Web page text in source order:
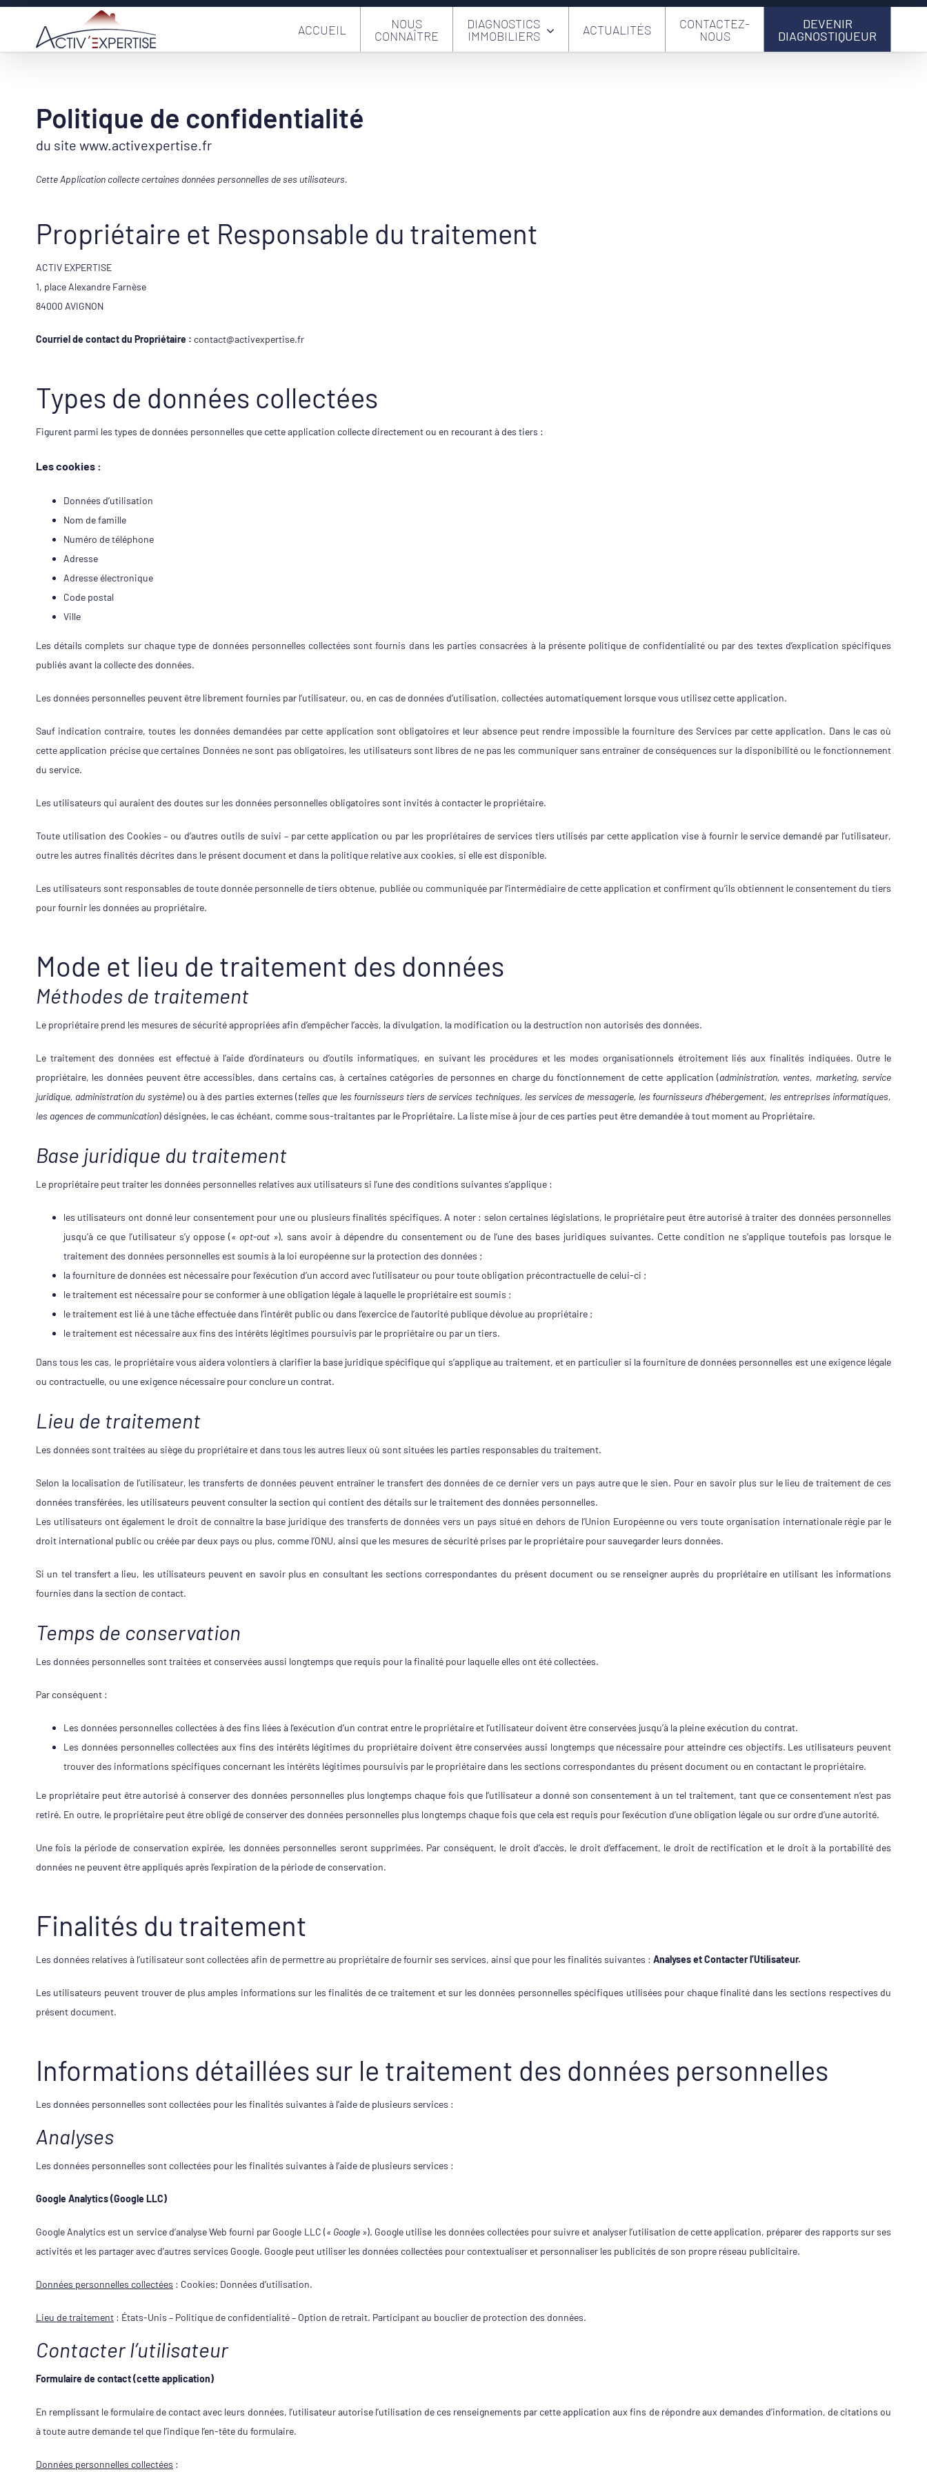
Passer
contenu
ACCUEIL
NOUS
CONNAÎTRE
DIAGNOSTICS
IMMOBILIERS
ACTUALITÉS
CONTACTEZ-
NOUS
DEVENIR
DIAGNOSTIQUEUR
Politique de confidentialité
du site www.activexpertise.fr
Cette Application collecte certaines données personnelles de ses utilisateurs.
Propriétaire et Responsable du traitement
ACTIV EXPERTISE
1, place Alexandre Farnèse
84000 AVIGNON
Courriel de contact du Propriétaire : contact@activexpertise.fr
Types de données collectées
Figurent parmi les types de données personnelles que cette application collecte directement ou en recourant à des tiers :
Les cookies :
Données d’utilisation
Nom de famille
Numéro de téléphone
Adresse
Adresse électronique
Code postal
Ville
Les détails complets sur chaque type de données personnelles collectées sont fournis dans les parties consacrées à la présente politique de confidentialité ou par des textes d’explication spécifiques
publiés avant la collecte des données.
Les données personnelles peuvent être librement fournies par l’utilisateur, ou, en cas de données d’utilisation, collectées automatiquement lorsque vous utilisez cette application.
Sauf indication contraire, toutes les données demandées par cette application sont obligatoires et leur absence peut rendre impossible la fourniture des Services par cette application. Dans le cas où
cette application précise que certaines Données ne sont pas obligatoires, les utilisateurs sont libres de ne pas les communiquer sans entraîner de conséquences sur la disponibilité ou le fonctionnement
du service.
Les utilisateurs qui auraient des doutes sur les données personnelles obligatoires sont invités à contacter le propriétaire.
Toute utilisation des Cookies – ou d’autres outils de suivi – par cette application ou par les propriétaires de services tiers utilisés par cette application vise à fournir le service demandé par l’utilisateur,
outre les autres finalités décrites dans le présent document et dans la politique relative aux cookies, si elle est disponible.
Les utilisateurs sont responsables de toute donnée personnelle de tiers obtenue, publiée ou communiquée par l’intermédiaire de cette application et confirment qu’ils obtiennent le consentement du tiers
pour fournir les données au propriétaire.
Mode et lieu de traitement des données
Méthodes de traitement
Le propriétaire prend les mesures de sécurité appropriées afin d’empêcher l’accès, la divulgation, la modification ou la destruction non autorisés des données.
Le traitement des données est effectué à l’aide d’ordinateurs ou d’outils informatiques, en suivant les procédures et les modes organisationnels étroitement liés aux finalités indiquées. Outre le
propriétaire, les données peuvent être accessibles, dans certains cas, à certaines catégories de personnes en charge du fonctionnement de cette application (administration, ventes, marketing, service
juridique, administration du système) ou à des parties externes (telles que les fournisseurs tiers de services techniques, les services de messagerie, les fournisseurs d’hébergement, les entreprises informatiques,
les agences de communication) désignées, le cas échéant, comme sous-traitantes par le Propriétaire. La liste mise à jour de ces parties peut être demandée à tout moment au Propriétaire.
Base juridique du traitement
Le propriétaire peut traiter les données personnelles relatives aux utilisateurs si l’une des conditions suivantes s’applique :
les utilisateurs ont donné leur consentement pour une ou plusieurs finalités spécifiques. A noter : selon certaines législations, le propriétaire peut être autorisé à traiter des données personnelles
jusqu’à ce que l’utilisateur s’y oppose (« opt-out »), sans avoir à dépendre du consentement ou de l’une des bases juridiques suivantes. Cette condition ne s’applique toutefois pas lorsque le
traitement des données personnelles est soumis à la loi européenne sur la protection des données ;
la fourniture de données est nécessaire pour l’exécution d’un accord avec l’utilisateur ou pour toute obligation précontractuelle de celui-ci ;
le traitement est nécessaire pour se conformer à une obligation légale à laquelle le propriétaire est soumis ;
le traitement est lié à une tâche effectuée dans l’intérêt public ou dans l’exercice de l’autorité publique dévolue au propriétaire ;
le traitement est nécessaire aux fins des intérêts légitimes poursuivis par le propriétaire ou par un tiers.
Dans tous les cas, le propriétaire vous aidera volontiers à clarifier la base juridique spécifique qui s’applique au traitement, et en particulier si la fourniture de données personnelles est une exigence légale
ou contractuelle, ou une exigence nécessaire pour conclure un contrat.
Lieu de traitement
Les données sont traitées au siège du propriétaire et dans tous les autres lieux où sont situées les parties responsables du traitement.
Selon la localisation de l’utilisateur, les transferts de données peuvent entraîner le transfert des données de ce dernier vers un pays autre que le sien. Pour en savoir plus sur le lieu de traitement de ces
données transférées, les utilisateurs peuvent consulter la section qui contient des détails sur le traitement des données personnelles.
Les utilisateurs ont également le droit de connaître la base juridique des transferts de données vers un pays situé en dehors de l’Union Européenne ou vers toute organisation internationale régie par le
droit international public ou créée par deux pays ou plus, comme l’ONU, ainsi que les mesures de sécurité prises par le propriétaire pour sauvegarder leurs données.
Si un tel transfert a lieu, les utilisateurs peuvent en savoir plus en consultant les sections correspondantes du présent document ou se renseigner auprès du propriétaire en utilisant les informations
fournies dans la section de contact.
Temps de conservation
Les données personnelles sont traitées et conservées aussi longtemps que requis pour la finalité pour laquelle elles ont été collectées.
Par conséquent :
Les données personnelles collectées à des fins liées à l’exécution d’un contrat entre le propriétaire et l’utilisateur doivent être conservées jusqu’à la pleine exécution du contrat.
Les données personnelles collectées aux fins des intérêts légitimes du propriétaire doivent être conservées aussi longtemps que nécessaire pour atteindre ces objectifs. Les utilisateurs peuvent
trouver des informations spécifiques concernant les intérêts légitimes poursuivis par le propriétaire dans les sections correspondantes du présent document ou en contactant le propriétaire.
Le propriétaire peut être autorisé à conserver des données personnelles plus longtemps chaque fois que l’utilisateur a donné son consentement à un tel traitement, tant que ce consentement n’est pas
retiré. En outre, le propriétaire peut être obligé de conserver des données personnelles plus longtemps chaque fois que cela est requis pour l’exécution d’une obligation légale ou sur ordre d’une autorité.
Une fois la période de conservation expirée, les données personnelles seront supprimées. Par conséquent, le droit d’accès, le droit d’effacement, le droit de rectification et le droit à la portabilité des
données ne peuvent être appliqués après l’expiration de la période de conservation.
Finalités du traitement
Les données relatives à l’utilisateur sont collectées afin de permettre au propriétaire de fournir ses services, ainsi que pour les finalités suivantes : Analyses et Contacter l’Utilisateur.
Les utilisateurs peuvent trouver de plus amples informations sur les finalités de ce traitement et sur les données personnelles spécifiques utilisées pour chaque finalité dans les sections respectives du
présent document.
Informations détaillées sur le traitement des données personnelles
Les données personnelles sont collectées pour les finalités suivantes à l’aide de plusieurs services :
Analyses
Les données personnelles sont collectées pour les finalités suivantes à l’aide de plusieurs services :
Google Analytics (Google LLC)
Google Analytics est un service d’analyse Web fourni par Google LLC (« Google »). Google utilise les données collectées pour suivre et analyser l’utilisation de cette application, préparer des rapports sur ses
activités et les partager avec d’autres services Google. Google peut utiliser les données collectées pour contextualiser et personnaliser les publicités de son propre réseau publicitaire.
Données personnelles collectées : Cookies; Données d’utilisation.
Lieu de traitement: États-Unis – Politique de confidentialité– Option de retrait. Participant au bouclier de protection des données.
Contacter l’utilisateur
Formulaire de contact (cette application)
En remplissant le formulaire de contact avec leurs données, l’utilisateur autorise l’utilisation de ces renseignements par cette application aux fins de répondre aux demandes d’information, de citations ou
à toute autre demande tel que l’indique l’en-tête du formulaire.
Données personnelles collectées :